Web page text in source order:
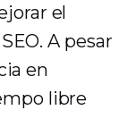
el
A pesar
en
libre